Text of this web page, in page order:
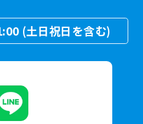
(土日祝日を含む)